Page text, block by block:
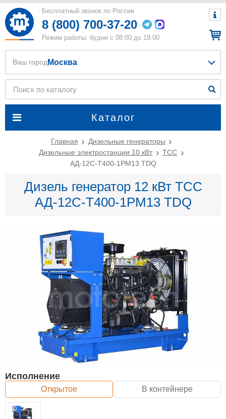
Бесплатный звонок по России
8 (800) 700-37-20
Режим работы: будни с 08:00 до 19:00
Каталог
Ваш город Москва
Главная
Дизельные генераторы
Дизельные электростанции 10 кВт
ТСС
АД-12С-Т400-1РМ13 TDQ
Дизель генератор 12 кВт ТСС
АД-12С-Т400-1РМ13 TDQ
Исполнение
Открытое В контейнере